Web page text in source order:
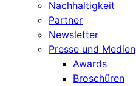
Nachhaltigkeit
Partner
Newsletter
Presse und Medien
Awards
Broschüren